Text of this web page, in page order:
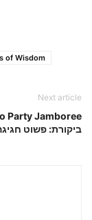
of Wisdom
Next article
Party Jamboree
ביקורת: פשוט